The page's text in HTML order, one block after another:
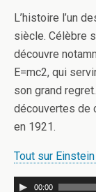
L’histoire l’un
siècle. Célèbre
découvre
E=mc2, qui
son grand
découvertes de
en 1921.
Tout sur
00:00